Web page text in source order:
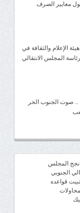
معايير الصرف
الإعلام والثقافة في
رئاسة المجلس الانتقالي
.. صوت الجنوب الحر
المجلس
الجنوبي
قواعده